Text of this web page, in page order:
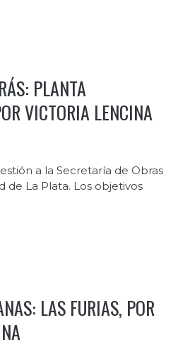
PLANTA
VICTORIA LENCINA
a la Secretaría de Obras
de La Plata. Los objetivos
LAS FURIAS, POR